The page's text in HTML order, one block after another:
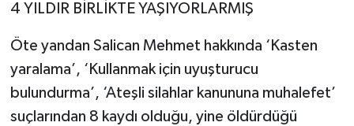
4 YILDIR BİRLİKTE YAŞIYORLARMIŞ
Öte yandan Salican Mehmet hakkında ‘Kasten
yaralama’, ‘Kullanmak için uyuşturucu
bulundurma’, ‘Ateşli silahlar kanununa muhalefet’
suçlarından 8 kaydı olduğu, yine öldürdüğü